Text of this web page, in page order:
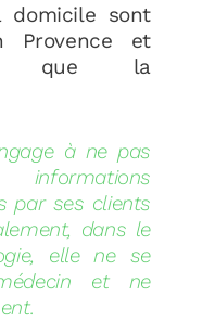
domicile sont
Provence et
que la
à ne pas
par ses clients
dans le
elle ne se
et ne